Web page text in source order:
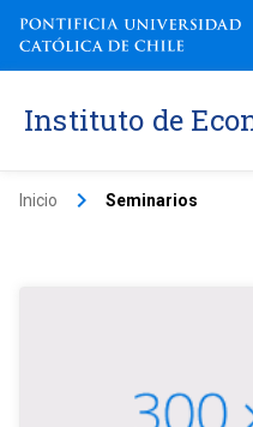
Instituto de
Inicio keyboard_arrow_right Seminarios